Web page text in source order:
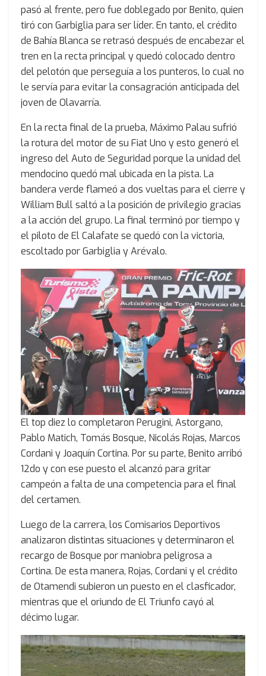
pasó al frente, pero fue doblegado por Benito, quien
tiró con Garbiglia para ser líder. En tanto, el crédito
de Bahía Blanca se retrasó después de encabezar el
tren en la recta principal y quedó colocado dentro
del pelotón que perseguía a los punteros, lo cual no
le servía para evitar la consagración anticipada del
joven de Olavarría.
En la recta final de la prueba, Máximo Palau sufrió
la rotura del motor de su Fiat Uno y esto generó el
ingreso del Auto de Seguridad porque la unidad del
mendocino quedó mal ubicada en la pista. La
bandera verde flameó a dos vueltas para el cierre y
William Bull saltó a la posición de privilegio gracias
a la acción del grupo. La final terminó por tiempo y
el piloto de El Calafate se quedó con la victoria,
escoltado por Garbiglia y Arévalo.
El top diez lo completaron Perugini, Astorgano,
Pablo Matich, Tomás Bosque, Nicolás Rojas, Marcos
Cordani y Joaquín Cortina. Por su parte, Benito arribó
12do y con ese puesto el alcanzó para gritar
campeón a falta de una competencia para el final
del certamen.
Luego de la carrera, los Comisarios Deportivos
analizaron distintas situaciones y determinaron el
recargo de Bosque por maniobra peligrosa a
Cortina. De esta manera, Rojas, Cordani y el crédito
de Otamendi subieron un puesto en el clasficador,
mientras que el oriundo de El Triunfo cayó al
décimo lugar.